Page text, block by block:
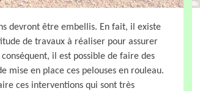
devront être embellis. En fait, il existe
de travaux à réaliser pour assurer
il est possible de faire des
mise en place ces pelouses en rouleau.
ces interventions qui sont très